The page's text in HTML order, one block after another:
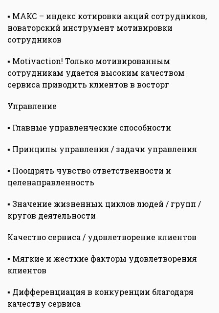
▪ MАКС – индекс котировки акций сотрудников,
новаторский инструмент мотивировки
сотрудников
▪ Motivaction! Только мотивированным
сотрудникам удается высоким качеством
сервиса приводить клиентов в восторг
Управление
▪ Главные управленческие способности
▪ Принципы управления / задачи управления
▪ Поощрять чувство ответственности и
целенаправленность
▪ Значение жизненных циклов людей / групп /
кругов деятельности
Качество сервиса / удовлетворение клиентов
▪ Мягкие и жесткие факторы удовлетворения
клиентов
▪ Дифференциация в конкуренции благодаря
качеству сервиса